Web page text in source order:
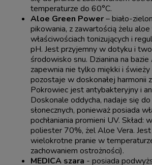
temperaturze do 60°C.
Aloe Green Power– biało-
pikowania, z zawartością żelu aloe
właściwościach tonizujących i
pH. Jest przyjemny w dotyku i
środowisko snu. Dzianina na
zapewnia nie tylko miękki i
pozostaje w doskonałej harmonii
Pokrowiec jest antybakteryjny i
Doskonale oddycha, nadaje się
słonecznych, ponieważ posiada
pochłaniania promieni UV. Skład:
poliester 70%, żel Aloe Vera.
wielokrotne pranie w
zachowaniem ostrożności).
MEDICA szara - posiada